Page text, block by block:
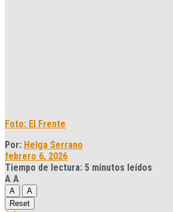
Foto: El Frente
Por: Helga Serrano
febrero 6, 2026
Tiempo de lectura: 5 minutos leídos
A A
A
A
Reset